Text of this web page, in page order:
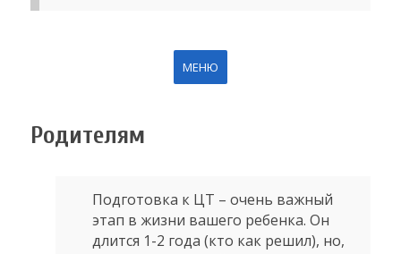
МЕНЮ
Родителям
Подготовка к ЦТ – очень важный
этап в жизни вашего ребенка. Он
длится 1-2 года (кто как решил), но,